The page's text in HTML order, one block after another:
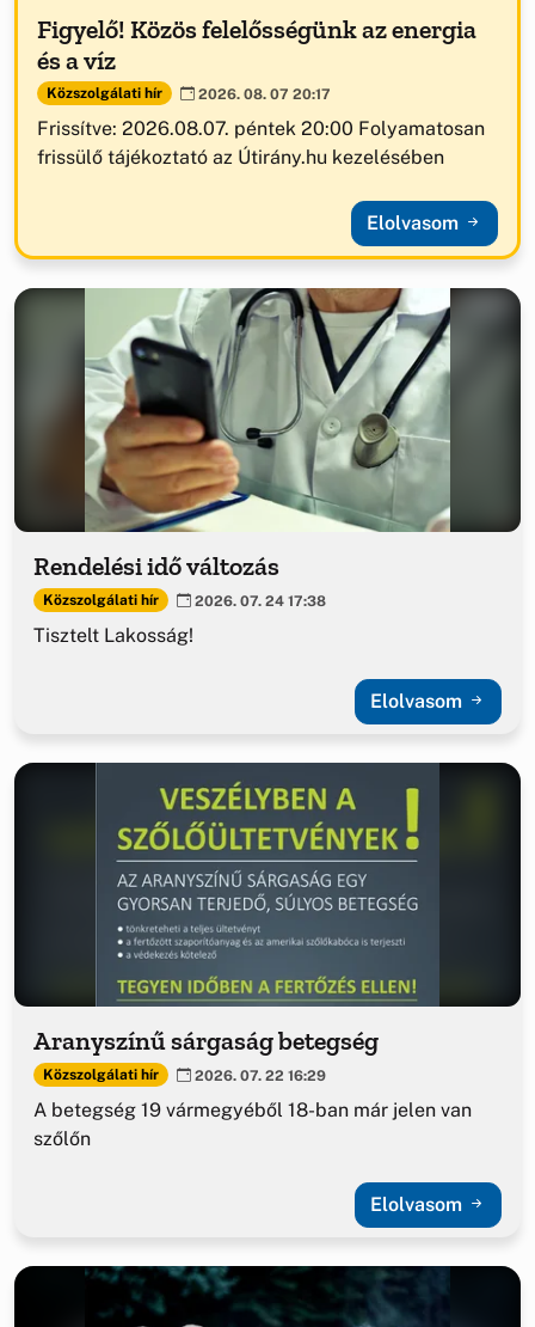
Figyelő! Közös felelősségünk az energia
és a víz
Közszolgálati hír 2026. 08. 07 20:17
Frissítve: 2026.08.07. péntek 20:00 Folyamatosan
frissülő tájékoztató az Útirány.hu kezelésében
Elolvasom
Rendelési idő változás
Közszolgálati hír 2026. 07. 24 17:38
Tisztelt Lakosság!
Elolvasom
Aranyszínű sárgaság betegség
Közszolgálati hír 2026. 07. 22 16:29
A betegség 19 vármegyéből 18-ban már jelen van
szőlőn
Elolvasom